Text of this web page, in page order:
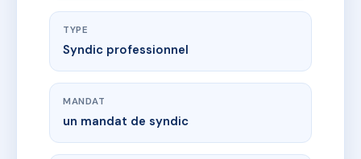
TYPE
Syndic professionnel
MANDAT
un mandat de syndic